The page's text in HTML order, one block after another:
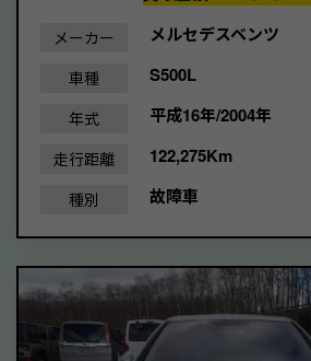
メーカー メルセデスベンツ
車種 S500L
年式 平成16年/2004年
走行距離 122,275Km
種別 故障車